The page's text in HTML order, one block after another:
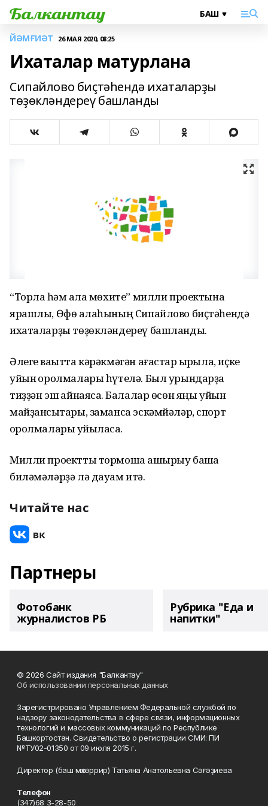
ЙӘМҒИӘТ 26 МАЯ 2020, 08:25
Ихаталар матурлана
Сипайлово биҫтәһендә ихаталарҙы
төҙөкләндереү башланды
“Торлаҡ һәм ҡала мөхите” милли проектына
ярашлы, Өфө ҡалаһының Сипайлово биҫтәһендә
ихаталарҙы төҙөкләндереү башланды.
Әлеге ваҡытта кәрәкмәгән ағастар ҡырҡыла, иҫке
уйын ҡоролмалары һүтелә. Был урындарҙа
тиҙҙән эш ҡайнаясаҡ. Балалар өсөн яңы уйын
майҙансыҡтары, заманса эскәмйәләр, спорт
ҡоролмалары ҡуйыласаҡ.
Милли проектты тормошҡа ашырыу башҡа
биләмәләрҙә лә дауам итә.
Читайте нас
Партнеры
Фотобанк
журналистов РБ
Рубрика "Еда и
напитки"
© 2026 Сайт издания "Балкантау"
Об использовании персональных данных
Зарегистрировано Управлением Федеральной службой по
надзору законодательства в сфере связи, информационных
технологий и массовых коммуникаций по Республике
Башкортостан. Свидетельство о регистрации СМИ: ПИ
№ТУ02-01350 от 09 июля 2015 г.
Директор (баш мөхәррир) Татьяна Анатольевна Сәғәҙиева
Телефон
(347)68 3-28-50